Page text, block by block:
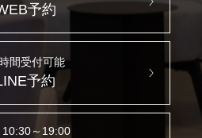
予約
間受付可能
予約
～19:00